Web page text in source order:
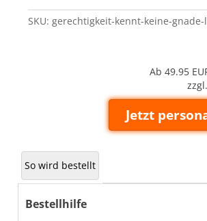
(Leinen
'Exquisit')
SKU:gerechtigkeit-kennt-keine-
Ab 49.95
zzgl.
Jetzt
So wird bestellt
Bestellhilfe